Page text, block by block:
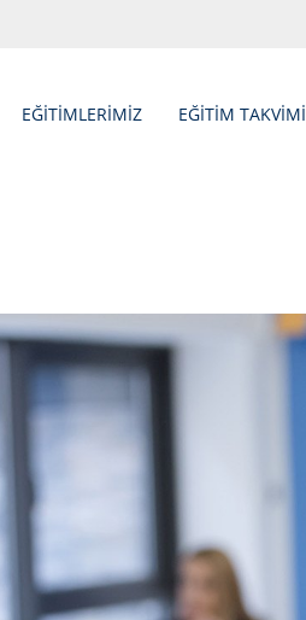
EĞİTİMLERİMİZ EĞİTİM TAKVİMİ